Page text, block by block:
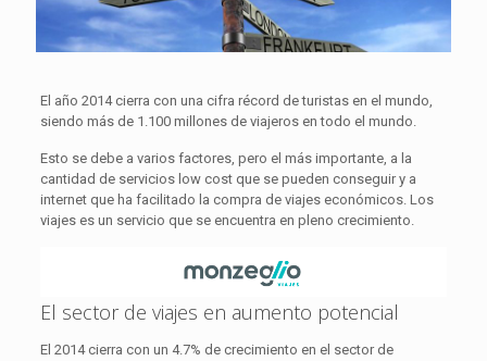
El año 2014 cierra con una cifra récord de turistas en el mundo,
siendo más de 1.100 millones de viajeros en todo el mundo.
Esto se debe a varios factores, pero el más importante, a la
cantidad de servicios low cost que se pueden conseguir y a
internet que ha facilitado la compra de viajes económicos. Los
viajes es un servicio que se encuentra en pleno crecimiento.
El sector de viajes en aumento potencial
El 2014 cierra con un 4.7% de crecimiento en el sector de